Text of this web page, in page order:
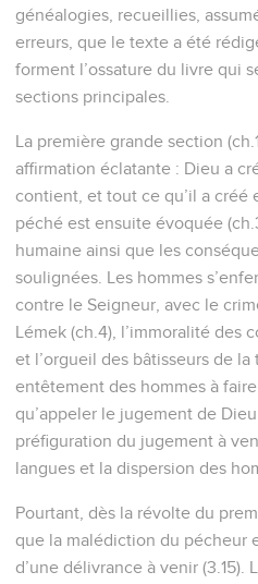
généalogies, recueillies,
erreurs, que le texte a été
forment l’ossature du livre qui
sections principales.
La première grande section
affirmation éclatante : Dieu a
contient, et tout ce qu’il a créé
péché est ensuite évoquée
humaine ainsi que les
soulignées. Les hommes
contre le Seigneur, avec le
Lémek (ch.4), l’immoralité des
et l’orgueil des bâtisseurs de la
entêtement des hommes à
qu’appeler le jugement de
préfiguration du jugement à
langues et la dispersion des
Pourtant, dès la révolte du
que la malédiction du pécheur
d’une délivrance à venir (3.15).